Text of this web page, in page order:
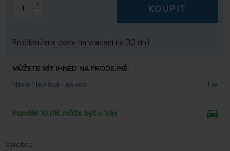
+
-
KOUPIT
Prodloužená doba na vrácení na 30 dní!
MŮŽETE MÍT IHNED NA PRODEJNĚ:
Nademlejnská - eshop
1 ks
Pondělí 10.08. může být u Vás
Výrobce: